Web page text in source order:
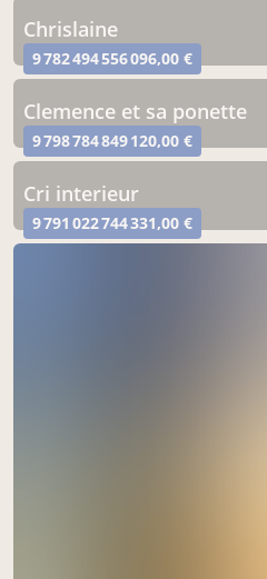
chrislaine
9 782 494 556 096,00 €
clemence et sa ponette
9 798 784 849 120,00 €
cri interieur
9 791 022 744 331,00 €